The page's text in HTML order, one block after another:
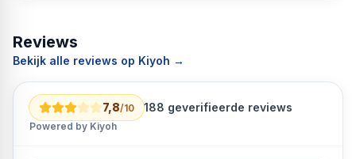
Reviews
Bekijk alle reviews op Kiyoh →
7,8/10 188 geverifieerde reviews
Powered by Kiyoh